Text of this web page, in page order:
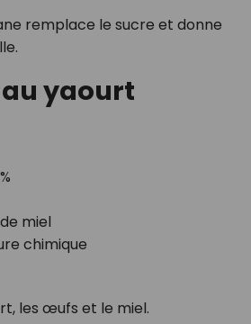
remplace le sucre et donne
yaourt
miel
chimique
les œufs et le miel.